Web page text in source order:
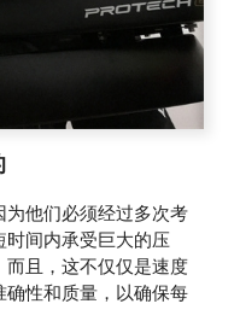
他们必须经过多次考
间内承受巨大的压
且，这不仅仅是速度
性和质量，以确保每